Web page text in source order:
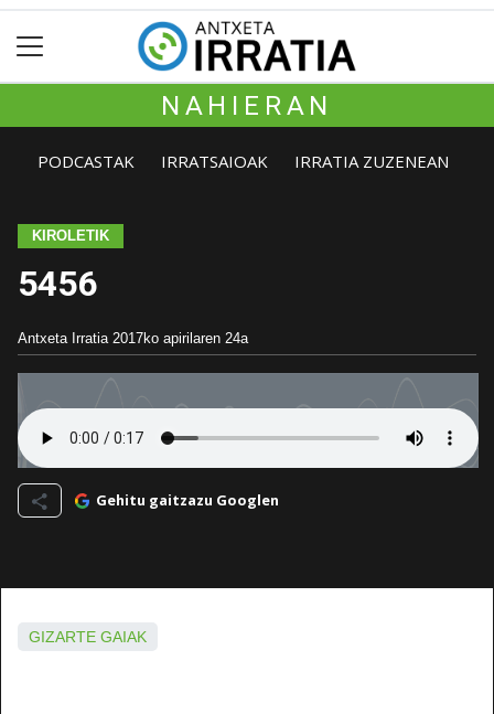
NAHIERAN
PODCASTAK IRRATSAIOAK IRRATIA ZUZENEAN
KIROLETIK
5456
Antxeta Irratia 2017ko apirilaren 24a
Gehitu gaitzazu Googlen
GIZARTE GAIAK